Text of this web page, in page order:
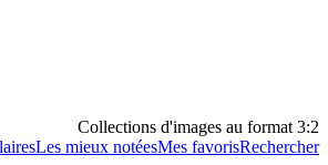
Collections d'images au format 3:2
Les mieux notéesMes favorisRechercher